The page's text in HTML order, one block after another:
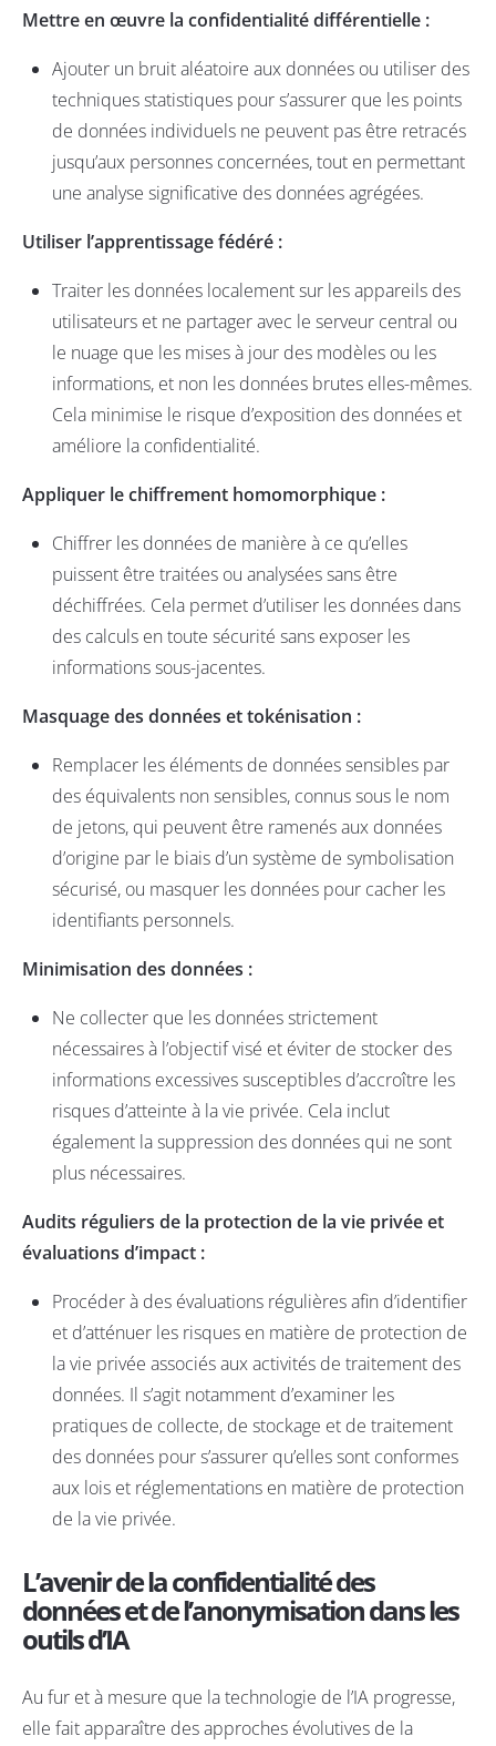
Mettre en œuvre la confidentialité différentielle :
Ajouter un bruit aléatoire aux données ou utiliser des
techniques statistiques pour s’assurer que les points
de données individuels ne peuvent pas être retracés
jusqu’aux personnes concernées, tout en permettant
une analyse significative des données agrégées.
Utiliser l’apprentissage fédéré :
Traiter les données localement sur les appareils des
utilisateurs et ne partager avec le serveur central ou
le nuage que les mises à jour des modèles ou les
informations, et non les données brutes elles-mêmes.
Cela minimise le risque d’exposition des données et
améliore la confidentialité.
Appliquer le chiffrement homomorphique :
Chiffrer les données de manière à ce qu’elles
puissent être traitées ou analysées sans être
déchiffrées. Cela permet d’utiliser les données dans
des calculs en toute sécurité sans exposer les
informations sous-jacentes.
Masquage des données et tokénisation :
Remplacer les éléments de données sensibles par
des équivalents non sensibles, connus sous le nom
de jetons, qui peuvent être ramenés aux données
d’origine par le biais d’un système de symbolisation
sécurisé, ou masquer les données pour cacher les
identifiants personnels.
Minimisation des données :
Ne collecter que les données strictement
nécessaires à l’objectif visé et éviter de stocker des
informations excessives susceptibles d’accroître les
risques d’atteinte à la vie privée. Cela inclut
également la suppression des données qui ne sont
plus nécessaires.
Audits réguliers de la protection de la vie privée et
évaluations d’impact :
Procéder à des évaluations régulières afin d’identifier
et d’atténuer les risques en matière de protection de
la vie privée associés aux activités de traitement des
données. Il s’agit notamment d’examiner les
pratiques de collecte, de stockage et de traitement
des données pour s’assurer qu’elles sont conformes
aux lois et réglementations en matière de protection
de la vie privée.
L’avenir de la confidentialité des
données et de l’anonymisation dans les
outils d’IA
Au fur et à mesure que la technologie de l’IA progresse,
elle fait apparaître des approches évolutives de la